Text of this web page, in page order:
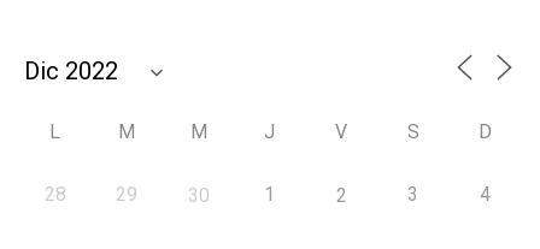
L M M J V S D
28 29 30 1 2 3 4